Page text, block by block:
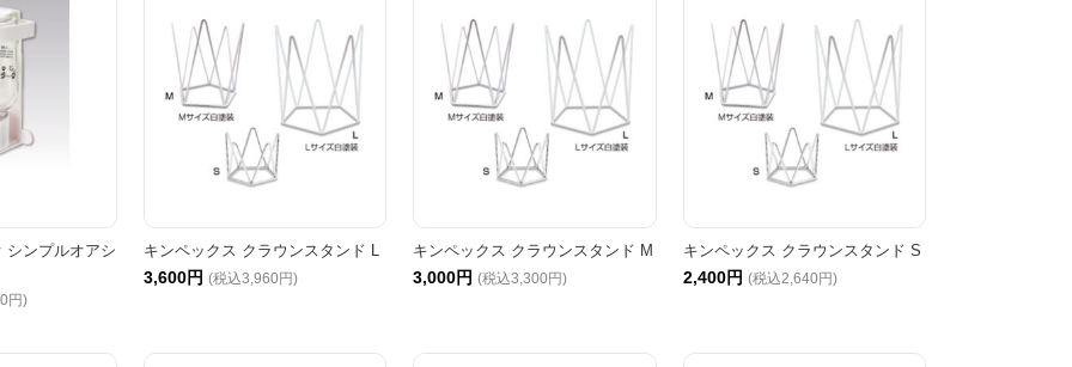
シンプルオアシ
円)
キンペックス クラウンスタンド L
3,600円 (税込3,960円)
キンペックス クラウンスタンド M
3,000円 (税込3,300円)
キンペックス クラウンスタンド S
2,400円 (税込2,640円)